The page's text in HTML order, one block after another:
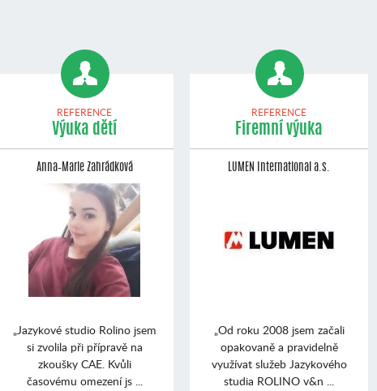
REFERENCE
Výuka dětí
Anna–Marie Zahrádková
„Jazykové studio Rolino jsem
si zvolila při přípravě na
zkoušky CAE. Kvůli
časovému omezení js ...
REFERENCE
Firemní výuka
LUMEN International a.s.
„Od roku 2008 jsem začali
opakovaně a pravidelně
využívat služeb Jazykového
studia ROLINO v&n ...